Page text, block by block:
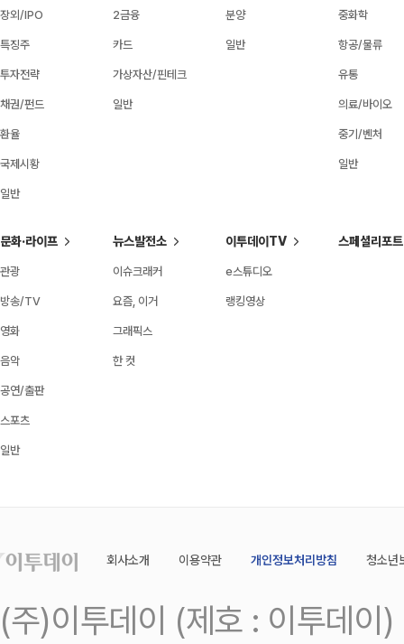
장외/IPO
특징주
투자전략
채권/펀드
환율
국제시황
일반
2금융
카드
가상자산/핀테크
일반
분양
일반
중화학
항공/물류
유통
의료/바이오
중기/벤처
일반
문화·라이프
관광
방송/TV
영화
음악
공연/출판
스포츠
일반
뉴스발전소
이슈크래커
요즘, 이거
그래픽스
한 컷
이투데이TV
e스튜디오
랭킹영상
스페셜리포트
회사소개 이용약관 개인정보처리방침 청소년
(주)이투데이 (제호 : 이투데